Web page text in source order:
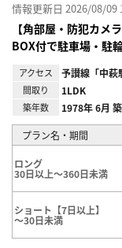
情報更新日 2026/08/09
【角部屋・防犯カメ
BOX付で駐車場・駐
アクセス 予讃線「中萩
間取り 1LDK
築年数 1978年 6月 築
プラン名・期間
ロング
30日以上～360日未満
ショート【7日以上】
～30日未満